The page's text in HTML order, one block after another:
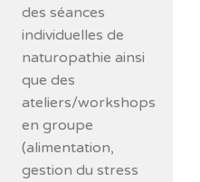
des séances
individuelles de
naturopathie ainsi
que des
ateliers/workshops
en groupe
(alimentation,
gestion du stress